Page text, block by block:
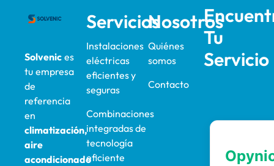
Solvenic es
tu empresa
de
referencia
en
climatización,
aire
acondicionado
Servicios
Instalaciones
eléctricas
eficientes y
seguras
Combinaciones
integradas de
tecnología
eficiente
Nosotros
Quiénes
somos
Contacto
Tu
Servicio